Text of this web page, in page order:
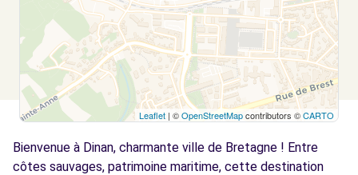
Leaflet | ©OpenStreetMapcontributors ©CARTO
Bienvenue à Dinan, charmante ville de Bretagne ! Entre
côtes sauvages, patrimoine maritime, cette destination